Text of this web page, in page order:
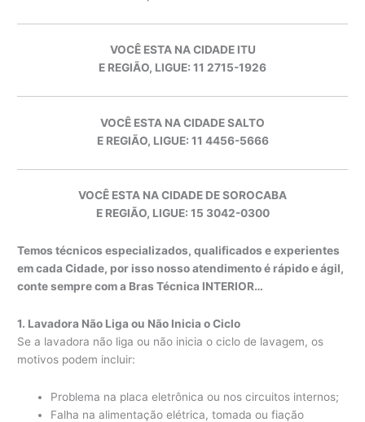
VOCÊ ESTA NA CIDADE ITU
E REGIÃO, LIGUE: 11 2715-1926
VOCÊ ESTA NA CIDADE SALTO
E REGIÃO, LIGUE: 11 4456-5666
VOCÊ ESTA NA CIDADE DE SOROCABA
E REGIÃO, LIGUE: 15 3042-0300
Temos técnicos especializados, qualificados e experientes
em cada Cidade, por isso nosso atendimento é rápido e ágil,
conte sempre com a Bras Técnica INTERIOR…
1. Lavadora Não Liga ou Não Inicia o Ciclo
Se a lavadora não liga ou não inicia o ciclo de lavagem, os
motivos podem incluir:
Problema na placa eletrônica ou nos circuitos internos;
Falha na alimentação elétrica, tomada ou fiação